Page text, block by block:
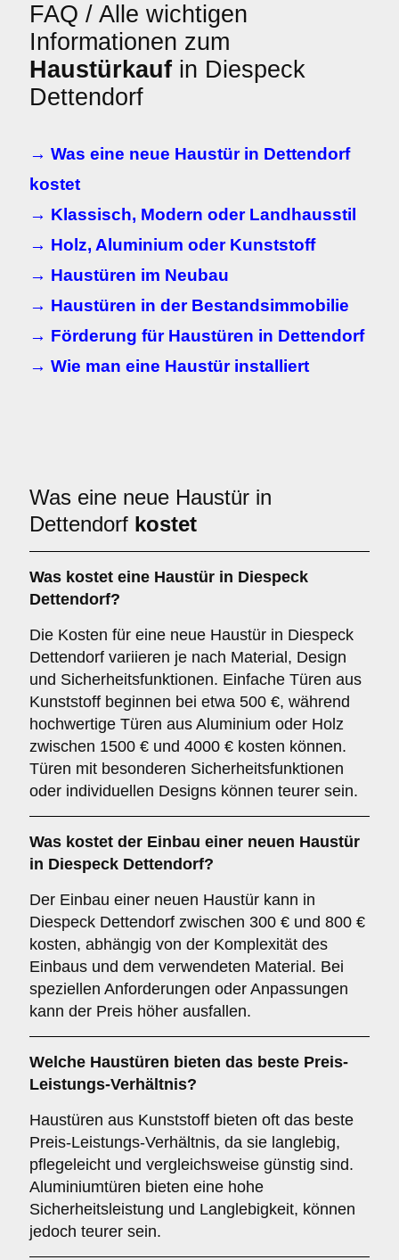
FAQ / Alle wichtigen
Informationen zum
Haustürkauf in Diespeck
Dettendorf
→ Was eine neue Haustür in Dettendorf
kostet
→ Klassisch, Modern oder Landhausstil
→ Holz, Aluminium oder Kunststoff
→ Haustüren im Neubau
→ Haustüren in der Bestandsimmobilie
→ Förderung für Haustüren in Dettendorf
→ Wie man eine Haustür installiert
Was eine neue Haustür in
Dettendorf kostet
Was kostet eine Haustür in Diespeck
Dettendorf?
Die Kosten für eine neue Haustür in Diespeck
Dettendorf variieren je nach Material, Design
und Sicherheitsfunktionen. Einfache Türen aus
Kunststoff beginnen bei etwa 500 €, während
hochwertige Türen aus Aluminium oder Holz
zwischen 1500 € und 4000 € kosten können.
Türen mit besonderen Sicherheitsfunktionen
oder individuellen Designs können teurer sein.
Was kostet der Einbau einer neuen Haustür
in Diespeck Dettendorf?
Der Einbau einer neuen Haustür kann in
Diespeck Dettendorf zwischen 300 € und 800 €
kosten, abhängig von der Komplexität des
Einbaus und dem verwendeten Material. Bei
speziellen Anforderungen oder Anpassungen
kann der Preis höher ausfallen.
Welche Haustüren bieten das beste Preis-
Leistungs-Verhältnis?
Haustüren aus Kunststoff bieten oft das beste
Preis-Leistungs-Verhältnis, da sie langlebig,
pflegeleicht und vergleichsweise günstig sind.
Aluminiumtüren bieten eine hohe
Sicherheitsleistung und Langlebigkeit, können
jedoch teurer sein.